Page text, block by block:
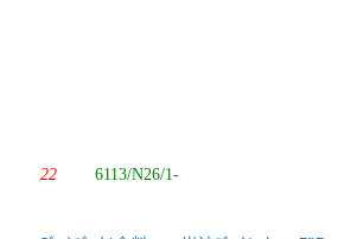
22 6113/N26/1-